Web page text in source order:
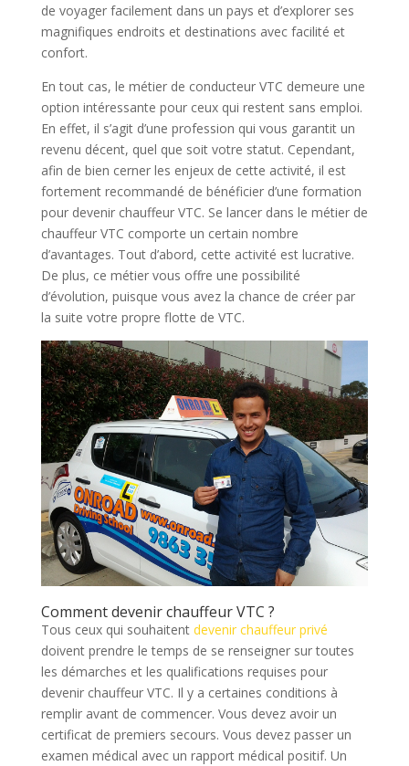
de voyager facilement dans un pays et d’explorer ses
magnifiques endroits et destinations avec facilité et
confort.
En tout cas, le métier de conducteur VTC demeure une
option intéressante pour ceux qui restent sans emploi.
En effet, il s’agit d’une profession qui vous garantit un
revenu décent, quel que soit votre statut. Cependant,
afin de bien cerner les enjeux de cette activité, il est
fortement recommandé de bénéficier d’une formation
pour devenir chauffeur VTC. Se lancer dans le métier de
chauffeur VTC comporte un certain nombre
d’avantages. Tout d’abord, cette activité est lucrative.
De plus, ce métier vous offre une possibilité
d’évolution, puisque vous avez la chance de créer par
la suite votre propre flotte de VTC.
Comment devenir chauffeur VTC ?
Tous ceux qui souhaitent devenir chauffeur privé
doivent prendre le temps de se renseigner sur toutes
les démarches et les qualifications requises pour
devenir chauffeur VTC. Il y a certaines conditions à
remplir avant de commencer. Vous devez avoir un
certificat de premiers secours. Vous devez passer un
examen médical avec un rapport médical positif. Un